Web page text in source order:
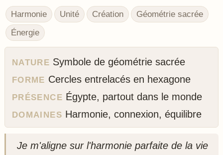
Harmonie Unité Création
Géométrie sacrée
Énergie
NATURE Symbole de géométrie sacrée
FORME Cercles entrelacés en hexagone
PRÉSENCE Égypte, partout dans le monde
DOMAINES Harmonie, connexion, équilibre
Je m'aligne sur l'harmonie parfaite de la vie